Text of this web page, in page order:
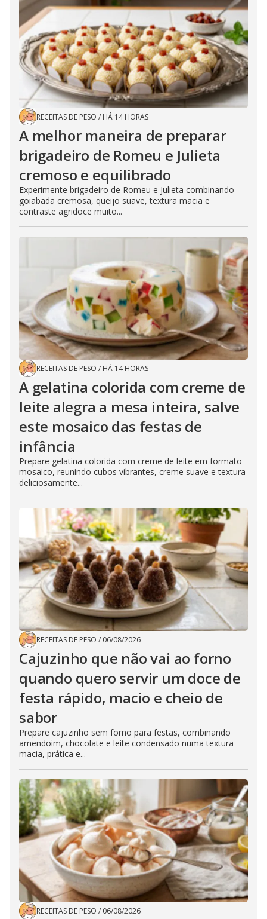
RECEITAS DE PESO / HÁ 14 HORAS
A melhor maneira de preparar
brigadeiro de Romeu e Julieta
cremoso e equilibrado
Experimente brigadeiro de Romeu e Julieta combinando
goiabada cremosa, queijo suave, textura macia e
contraste agridoce muito...
RECEITAS DE PESO / HÁ 14 HORAS
A gelatina colorida com creme de
leite alegra a mesa inteira, salve
este mosaico das festas de
infância
Prepare gelatina colorida com creme de leite em formato
mosaico, reunindo cubos vibrantes, creme suave e textura
deliciosamente...
RECEITAS DE PESO / 06/08/2026
Cajuzinho que não vai ao forno
quando quero servir um doce de
festa rápido, macio e cheio de
sabor
Prepare cajuzinho sem forno para festas, combinando
amendoim, chocolate e leite condensado numa textura
macia, prática e...
RECEITAS DE PESO / 06/08/2026